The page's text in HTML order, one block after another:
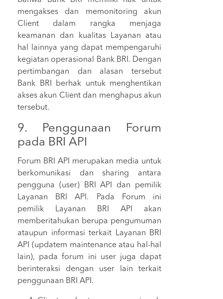
mengakses dan memonitoring akun
Client dalam rangka menjaga
keamanan dan kualitas Layanan atau
hal lainnya yang dapat mempengaruhi
kegiatan operasional Bank BRI. Dengan
pertimbangan dan alasan tersebut
Bank BRI berhak untuk menghentikan
akses akun Client dan menghapus akun
tersebut.
9. Penggunaan Forum
pada BRI API
Forum BRI API merupakan media untuk
berkomunikasi dan sharing antara
pengguna (user) BRI API dan pemilik
Layanan BRI API. Pada Forum ini
pemilik Layanan BRI API akan
memberitahukan berupa pengumuman
ataupun informasi terkait Layanan BRI
API (updatem maintenance atau hal-hal
lain), pada forum ini user juga dapat
berinteraksi dengan user lain terkait
penggunaan BRI API.